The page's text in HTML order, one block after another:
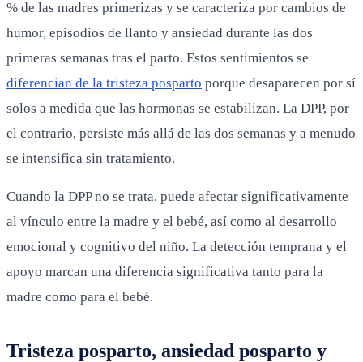
% de las madres primerizas y se caracteriza por cambios de
humor, episodios de llanto y ansiedad durante las dos
primeras semanas tras el parto. Estos sentimientos se
diferencian de la tristeza posparto porque desaparecen por sí
solos a medida que las hormonas se estabilizan. La DPP, por
el contrario, persiste más allá de las dos semanas y a menudo
se intensifica sin tratamiento.
Cuando la DPP no se trata, puede afectar significativamente
al vínculo entre la madre y el bebé, así como al desarrollo
emocional y cognitivo del niño. La detección temprana y el
apoyo marcan una diferencia significativa tanto para la
madre como para el bebé.
Tristeza posparto, ansiedad posparto y